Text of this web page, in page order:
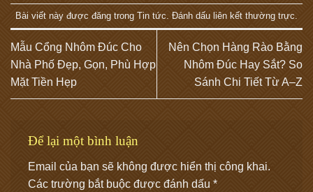
Bài viết này được đăng trong Tin tức . Đánh dấu liên kết thường trực
Mẫu Cổng Nhôm Đúc Cho
Nhà Phố Đẹp, Gọn, Phù Hợp
Mặt Tiền Hẹp
Nên Chọn Hàng Rào Bằng
Nhôm Đúc Hay Sắt? So
Sánh Chi Tiết Từ A–Z
Để lại một bình luận
Email của bạn sẽ không được hiển thị công khai.
Các trường bắt buộc được đánh dấu *